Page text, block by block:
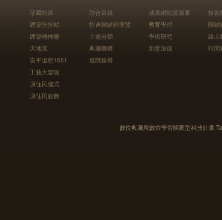
珍藏特展
建築排排站
建築轉轉樂
天地宮
安平追想1661
工藝大冒險
原住民儀式
原住民服飾
聯合目錄
快速關鍵詞導覽
主題分類
典藏機構
進階搜尋
成果網站資源庫
教育學習
學術研究
創意加值
技術
關鍵
線上
時間
數位典藏與數位學習國家型科技計畫